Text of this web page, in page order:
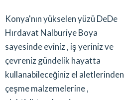
Konya'nın yükselen yüzü DeDe
Hırdavat Nalburiye Boya
sayesinde eviniz , iş yeriniz ve
çevreniz gündelik hayatta
kullanabileceğiniz el aletlerinden
çeşme malzemelerine ,